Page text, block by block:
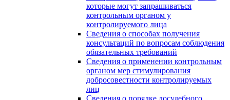
которые могут запрашиваться
контрольным органом у
контролируемого лица
Сведения о способах получения
консультаций по вопросам соблюдения
обязательных требований
Сведения о применении контрольным
органом мер стимулирования
добросовестности контролируемых
лиц
Сведения о порядке досудебного